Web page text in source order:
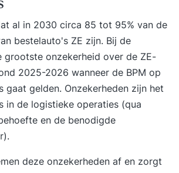
daarbij geen rol. Wij leiden
opleidingengids, zoals die is
VCA**. Inhoud theorie
en Arbo-wet Definitie en
Modellen en typen
gebruik Selectievolgorde
m.b.t. het gebruik Inhoud praktijk
Functietest Praktijkoefeningen
het hef vlak
van gevaren en risico`s
al in 2030 circa 85 tot 95% van de
bestelauto's ZE zijn. Bij de
grootste onzekerheid over de ZE-
2025-2026 wanneer de BPM op
gaat gelden. Onzekerheden zijn het
in de logistieke operaties (qua
en de benodigde
deze onzekerheden af en zorgt